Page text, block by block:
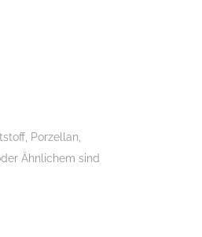
Porzellan,
Ähnlichem sind